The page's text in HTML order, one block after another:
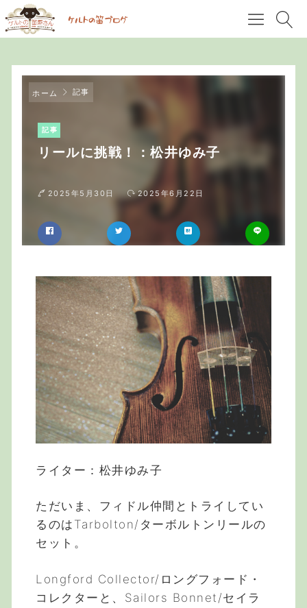
ホーム 記事
記事
リールに挑戦！：松井ゆみ子
2025年5月30日 2025年6月22日
ライター：松井ゆみ子
ただいま、フィドル仲間とトライしてい
るのはTarbolton/ターボルトンリールの
セット。
Longford Collector/ロングフォード・
コレクターと、Sailors Bonnet/セイラ